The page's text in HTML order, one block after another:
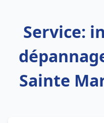
Service:
Sainte